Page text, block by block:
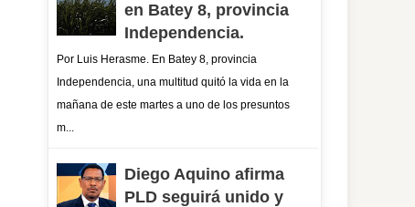
en Batey 8, provincia
Independencia.
Por Luis Herasme. En Batey 8, provincia
Independencia, una multitud quitó la vida en la
mañana de este martes a uno de los presuntos
m...
Diego Aquino afirma
PLD seguirá unido y